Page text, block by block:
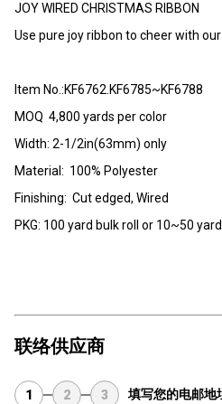
JOY WIRED CHRISTMAS RIBBON
Use pure joy ribbon to cheer with
Item No.:KF6762.KF6785~KF6788
MOQ 4,800 yards per color
Width: 2-1/2in(63mm) only
Material: 100% Polyester
Finishing: Cut edged, Wired
PKG: 100 yard bulk roll or 10~50
联络供应商
1 2 3 填写您的电邮地